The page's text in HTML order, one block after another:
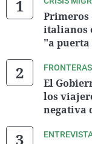
italianos
"a puerta
FRONTERAS
El
los
negativa